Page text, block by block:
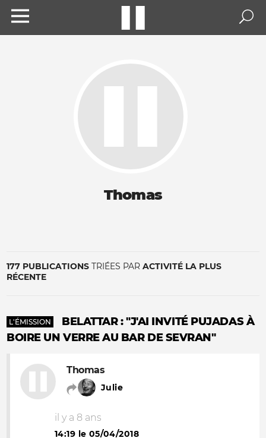
Thomas
177 PUBLICATIONS TRIÉES PAR ACTIVITÉ LA PLUS
RÉCENTE
L'ÉMISSION
BELATTAR : "J'AI INVITÉ PUJADAS À
BOIRE UN VERRE AU BAR DE SEVRAN"
Thomas
Julie
il y a 8 ans
14:19 le 05/04/2018